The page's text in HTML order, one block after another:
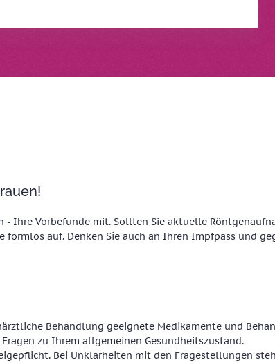
Ihre Vorbefunde mit. Sollten Sie aktuelle
auf. Denken Sie auch an Ihren Impfpass und
Behandlung geeignete Medikamente und
zu Ihrem allgemeinen Gesundheitszustand.
Bei Unklarheiten mit den Fragestellungen